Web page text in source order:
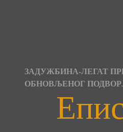
ЗАДУЖБИНА-ЛЕГАТ
ОБНОВЉЕНОГ